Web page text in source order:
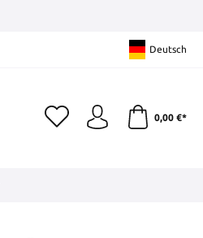
Deutsch
0,00 €*